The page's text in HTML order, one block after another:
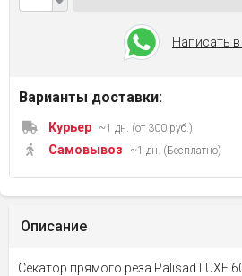
Написать
Варианты доставки:
Курьер ~1 дн. (от 300 руб.)
Самовывоз ~1 дн. (Бесплатно)
Описание
Секатор прямого реза Palisad LUXE